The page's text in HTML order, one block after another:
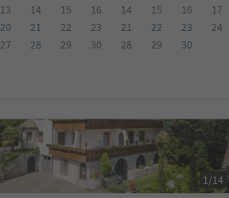
13 14 15
16
20 21 22
23
27 28 29
30
14
15 16 17
21
22 23 24
28
29 30
Type catering Duurzame accommodatie
1/14